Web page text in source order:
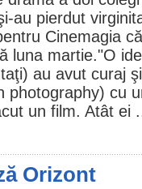
au pierdut
Cinemagia
luna martie."O
au avut curaj
photography) cu
un film. Atât ei
Orizont